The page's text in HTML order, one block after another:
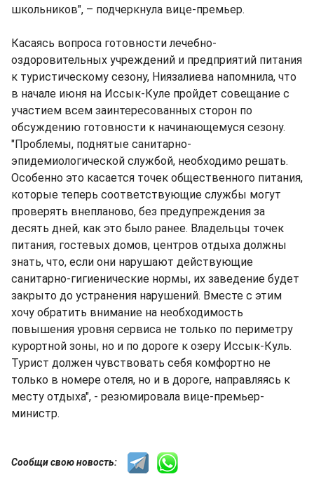
школьников", – подчеркнула вице-премьер.
Касаясь вопроса готовности лечебно-
оздоровительных учреждений и предприятий питания
к туристическому сезону, Ниязалиева напомнила, что
в начале июня на Иссык-Куле пройдет совещание с
участием всем заинтересованных сторон по
обсуждению готовности к начинающемуся сезону.
"Проблемы, поднятые санитарно-
эпидемиологической службой, необходимо решать.
Особенно это касается точек общественного питания,
которые теперь соответствующие службы могут
проверять внепланово, без предупреждения за
десять дней, как это было ранее. Владельцы точек
питания, гостевых домов, центров отдыха должны
знать, что, если они нарушают действующие
санитарно-гигиенические нормы, их заведение будет
закрыто до устранения нарушений. Вместе с этим
хочу обратить внимание на необходимость
повышения уровня сервиса не только по периметру
курортной зоны, но и по дороге к озеру Иссык-Куль.
Турист должен чувствовать себя комфортно не
только в номере отеля, но и в дороге, направляясь к
месту отдыха", - резюмировала вице-премьер-
министр.
Сообщи свою новость: